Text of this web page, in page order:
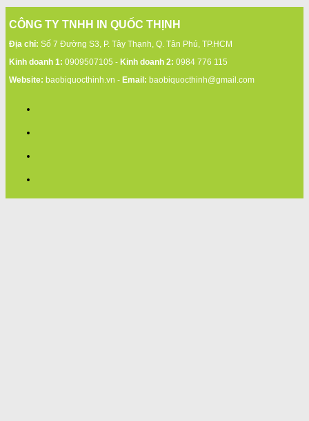
CÔNG TY TNHH IN QUỐC THỊNH
Địa chỉ: Số 7 Đường S3, P. Tây Thạnh, Q. Tân Phú, TP.HCM
Kinh doanh 1: 0909507105 - Kinh doanh 2: 0984 776 115
Website: baobiquocthinh.vn - Email: baobiquocthinh@gmail.com